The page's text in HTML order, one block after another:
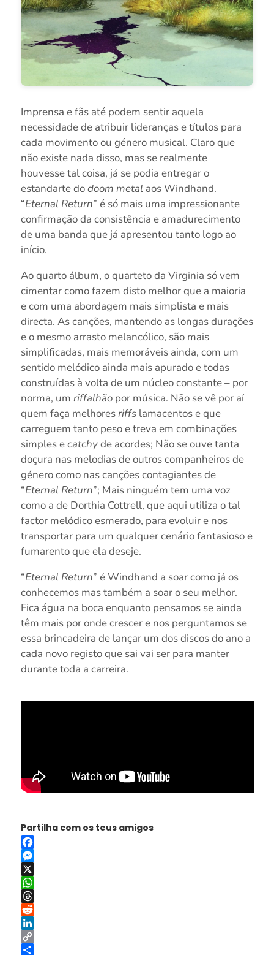
Imprensa e fãs até podem sentir aquela
necessidade de atribuir lideranças e títulos para
cada movimento ou género musical. Claro que
não existe nada disso, mas se realmente
houvesse tal coisa, já se podia entregar o
estandarte dodoom metalaos Windhand.
“Eternal Return” é só mais uma impressionante
confirmação da consistência e amadurecimento
de uma banda que já apresentou tanto logo ao
início.
Ao quarto álbum, o quarteto da Virginia só vem
cimentar como fazem disto melhor que a maioria
e com uma abordagem mais simplista e mais
directa. As canções, mantendo as longas durações
e o mesmo arrasto melancólico, são mais
simplificadas, mais memoráveis ainda, com um
sentido melódico ainda mais apurado e todas
construídas à volta de um núcleo constante – por
norma, um riffalhãopor música. Não se vê por aí
quem faça melhoresriffslamacentos e que
carreguem tanto peso e treva em combinações
simples ecatchyde acordes; Não se ouve tanta
doçura nas melodias de outros companheiros de
género como nas canções contagiantes de
“Eternal Return”; Mais ninguém tem uma voz
como a de Dorthia Cottrell, que aqui utiliza o tal
factor melódico esmerado, para evoluir e nos
transportar para um qualquer cenário fantasioso e
fumarento que ela deseje.
“Eternal Return” é Windhand a soar como já os
conhecemos mas também a soar o seu melhor.
Fica água na boca enquanto pensamos se ainda
têm mais por onde crescer e nos perguntamos se
essa brincadeira de lançar um dos discos do ano a
cada novo registo que sai vai ser para manter
durante toda a carreira.
Partilha com os teus amigos
Facebook
Messenger
X
WhatsApp
Threads
Reddit
LinkedIn
Copy